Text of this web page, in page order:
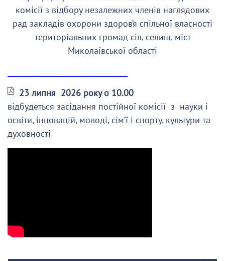
комісії з відбору незалежних членів наглядових
рад закладів охорони здоров’я спільної власності
територіальних громад сіл, селищ, міст
Миколаївської області
23 липня 2026 року о 10.00
відбудеться засідання постійної комісії з науки і
освіти, інновацій, молоді, сім’ї і спорту, культури та
духовності